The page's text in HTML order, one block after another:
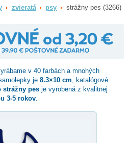
zvieratá psy strážny pes (3266)
v 40 farbách a mnohých
je 8.3×10 cm , katalógové
strážny pes je vyrobená z kvalitnej
3-5 rokov